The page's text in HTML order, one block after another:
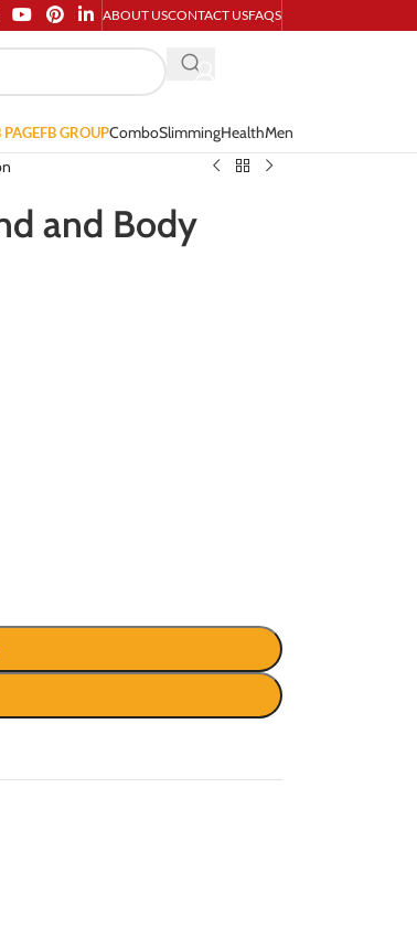
ABOUT USCONTACT USFAQS
PAGEFB GROUPComboSlimmingHealthMen
and Body